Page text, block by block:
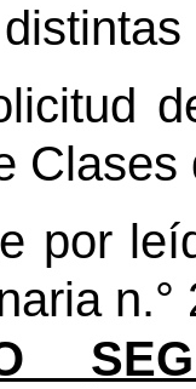
Clases
por
n.°